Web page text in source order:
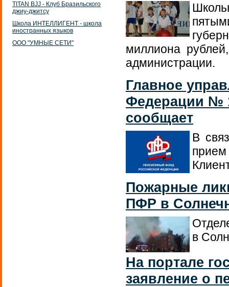
TITAN BJJ - Клуб Бразильского
джиу-джитсу
Школа ИНТЕЛЛИГЕНТ - школа
иностранных языков
ООО "УМНЫЕ СЕТИ"
миллиона
администрации.
Главное
Федерации №
сообщает
В
Пожарные
ПФР в
в
На портале
заявление о